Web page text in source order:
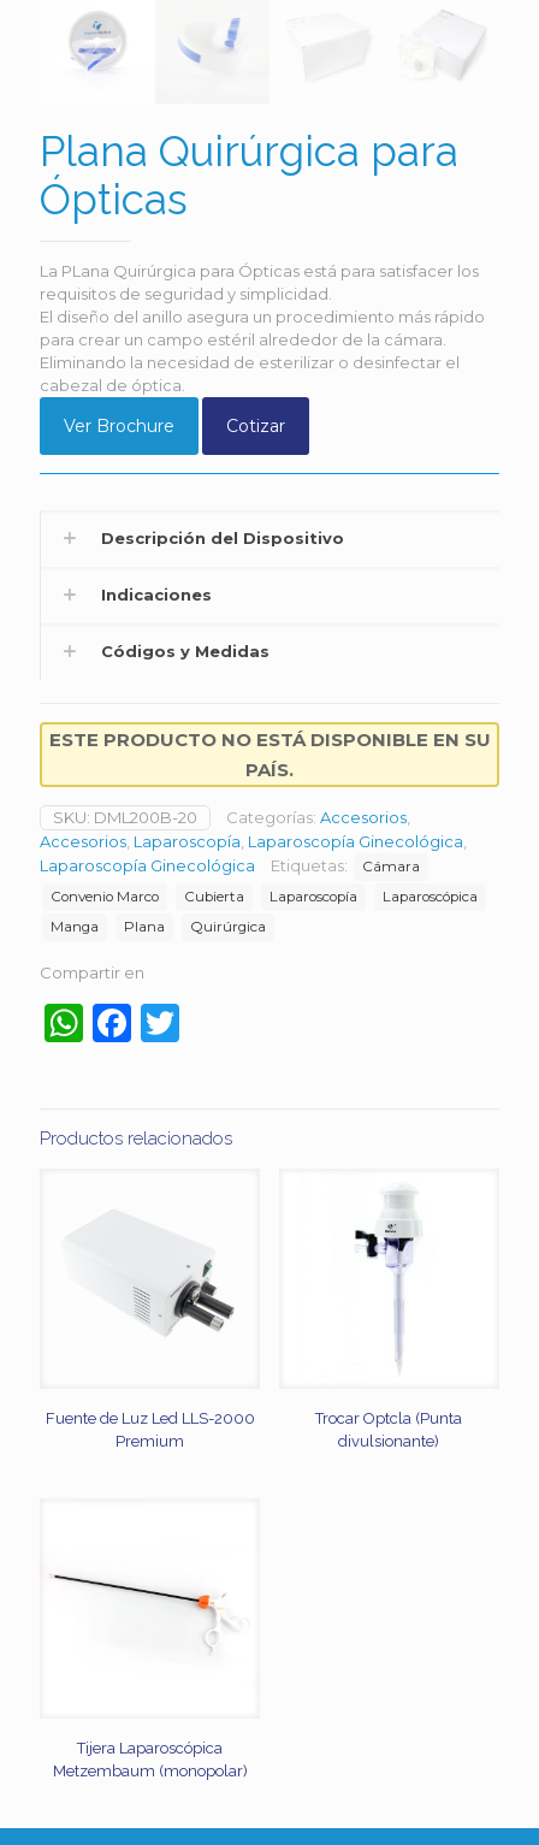
Plana Quirúrgica para
Ópticas
La PLana Quirúrgica para Ópticas está para satisfacer los
requisitos de seguridad y simplicidad.
El diseño del anillo asegura un procedimiento más rápido
para crear un campo estéril alrededor de la cámara.
Eliminando la necesidad de esterilizar o desinfectar el
cabezal de óptica.
Ver Brochure Cotizar
Descripción del Dispositivo
Indicaciones
Códigos y Medidas
ESTE PRODUCTO NO ESTÁ DISPONIBLE EN SU
PAÍS.
SKU: DML200B-20 Categorías: Accesorios
Accesorios Laparoscopía Laparoscopía Ginecológica
Laparoscopía Ginecológica
Etiquetas:
Cámara
Convenio Marco
Cubierta Laparoscopía
Laparoscópica
Manga
Plana Quirúrgica
Compartir en
WhatsApp
Facebook
Productos relacionados
Fuente de Luz Led LLS-2000
Premium
Trocar Optcla (Punta
divulsionante)
Tijera Laparoscópica
Metzembaum (monopolar)